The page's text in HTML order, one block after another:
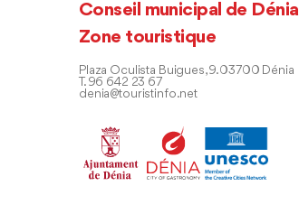
Conseil municipal de Dénia
Zone touristique
Plaza Oculista Buigues, 9. 03700 Dénia
T. 96 642 23 67
denia@touristinfo.net